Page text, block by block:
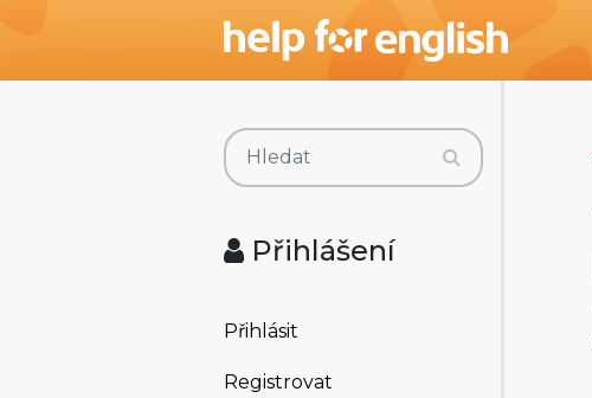
Přihlášení
Přihlásit
Registrovat